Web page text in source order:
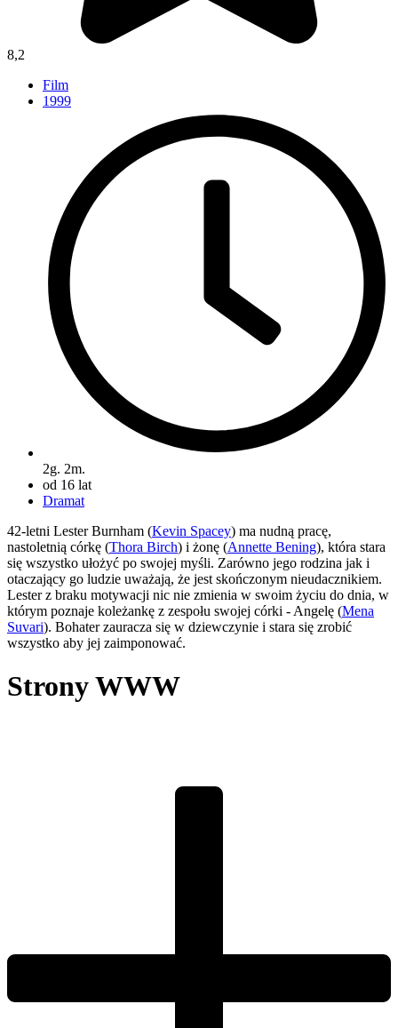
8,2
Film
1999
2g. 2m.
od 16 lat
Dramat
42-letni Lester Burnham (Kevin Spacey) ma nudną pracę,
nastoletnią córkę (Thora Birch) i żonę (Annette Bening), która stara
się wszystko ułożyć po swojej myśli. Zarówno jego rodzina jak i
otaczający go ludzie uważają, że jest skończonym nieudacznikiem.
Lester z braku motywacji nic nie zmienia w swoim życiu do dnia, w
którym poznaje koleżankę z zespołu swojej córki - Angelę (Mena
Suvari). Bohater zauracza się w dziewczynie i stara się zrobić
wszystko aby jej zaimponować.
Strony WWW